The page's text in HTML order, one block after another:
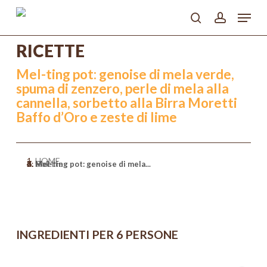
Skip
content
searchaccount
Menu
RICETTE
Mel-ting pot: genoise di mela verde,
spuma di zenzero, perle di mela alla
cannella, sorbetto alla Birra Moretti
Baffo d’Oro e zeste di lime
HOME
>
Ricette
>
Dolci
>
Mel-ting pot: genoise di mela...
INGREDIENTI PER 6 PERSONE
Close